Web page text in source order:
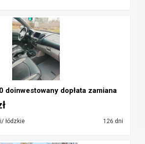
doinwestowany dopłata zamiana
łódzkie 126 dni